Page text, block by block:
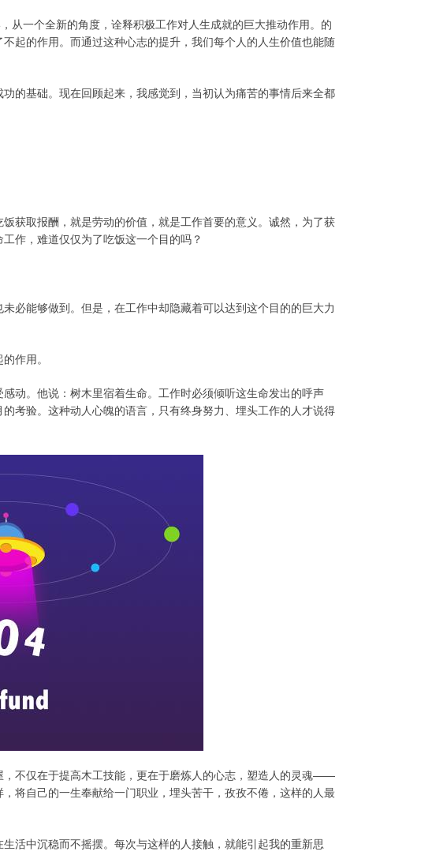
从一个全新的角度，诠释积极工作对人生成就的巨大推动作用。 的
起的作用。而通过这种心志的提升，我们每个人的人生价值也能随
的基础。现在回顾起来，我感觉到，当初认为痛苦的事情后来全都
获取报酬，就是劳动的价值，就是工作首要的意义。 诚然，为了获
作，难道仅仅为了吃饭这一个目的吗？
必能够做到。但是，在工作中却隐藏着可以达到这个目的的巨大力
作用。
动。他说： 树木里宿着生命。工作时必须倾听这生命发出的呼声
考验。 这种动人心魄的语言，只有终身努力、埋头工作的人才说得
不仅在于提高木工技能，更在于磨炼人的心志，塑造人的灵魂——
将自己的一生奉献给一门职业，埋头苦干，孜孜不倦，这样的人最
活中沉稳而不摇摆。每次与这样的人接触，就能引起我的重新思